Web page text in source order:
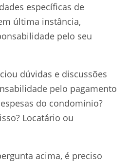
específicas de
última instância,
pelo seu
dúvidas e discussões
pelo pagamento
do condomínio?
Locatário ou
acima, é preciso